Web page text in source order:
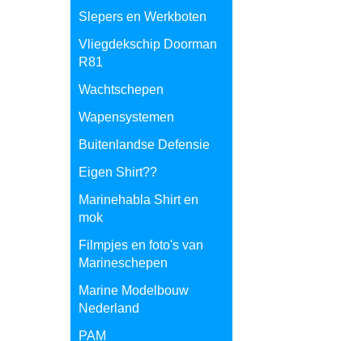
Slepers en Werkboten
Vliegdekschip Doorman
R81
Wachtschepen
Wapensystemen
Buitenlandse Defensie
Eigen Shirt??
Marinehabla Shirt en
mok
Filmpjes en foto's van
Marineschepen
Marine Modelbouw
Nederland
PAM